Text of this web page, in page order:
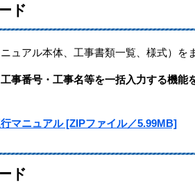
ド
ュアル本体、工事書類一覧、様式）を
事番号・工事名等を一括入力する機
行マニュアル [ZIPファイル／5.99MB]
ド